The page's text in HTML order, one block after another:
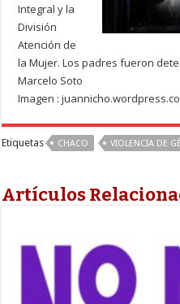
Integral y la
División
Atención de
la Mujer. Los padres fueron
Marcelo Soto
Imagen :
Etiquetas CHACO VIOLENCIA DE
Artículos